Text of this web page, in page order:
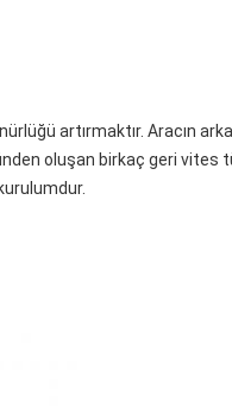
artırmaktır. Aracın
oluşan birkaç geri vites